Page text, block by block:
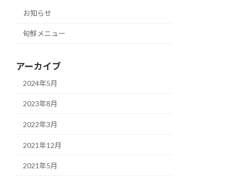
お知らせ
旬鮮メニュー
アーカイブ
2024年5月
2023年8月
2022年3月
2021年12月
2021年5月